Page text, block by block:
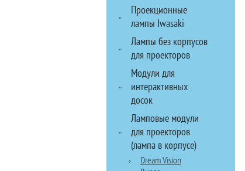
Проекционные
лампы Iwasaki
Лампы без корпусов
для проекторов
Модули для
интерактивных
досок
Ламповые модули
для проекторов
(лампа в корпусе)
Dream Vision